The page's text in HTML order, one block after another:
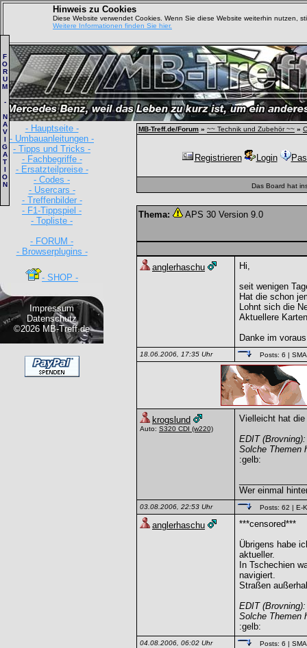
Hinweis zu Cookies
Diese Website verwendet Cookies. Wenn Sie diese Website weiterhin nutzen,
Weitere Informationen finden Sie hier.
- Hauptseite -
- Umbauanleitungen -
- Tipps und Tricks -
- Fachbegriffe -
- Ersatzteilpreise -
- Codes -
- Usercars -
- Treffenbilder -
- F1-Tippspiel -
- Topliste -
- FORUM -
- Browserplugins -
- SHOP -
Impressum
Datenschutz
©2026 MB-Treff.de
F
O
R
U
M
-
N
A
V
I
G
A
T
I
O
N
MB-Treff.de/Forum » ~~ Technik und Zubehör ~~ »
Registrieren Login
Das Board hat
Thema: APS 30 Version 9.0
anglerhaschu
Hi,
seit wenigen
Hat die schon
Lohnt sich die
Aktuellere
Danke im voraus
18.06.2006, 17:35 Uhr Posts: 6 |
krogslund
Auto: S320 CDI (w220)
Vielleicht hat
EDIT (Brovning):
Solche Themen
:gelb:
Wer einmal
03.08.2006, 22:53 Uhr Posts: 62 | E-
anglerhaschu
***censored***
Übrigens habe
aktueller.
In Tschechien
navigiert.
Straßen
EDIT (Brovning):
Solche Themen
:gelb:
04.08.2006, 06:02 Uhr Posts: 6 |